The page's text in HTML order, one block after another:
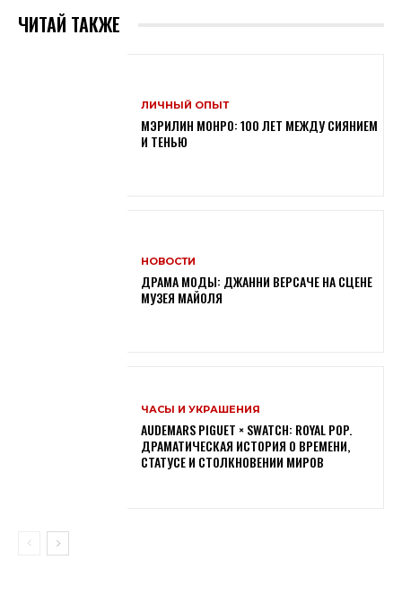
ЧИТАЙ ТАКЖЕ
ЛИЧНЫЙ ОПЫТ
МЭРИЛИН МОНРО: 100 ЛЕТ МЕЖДУ СИЯНИЕМ
И ТЕНЬЮ
НОВОСТИ
ДРАМА МОДЫ: ДЖАННИ ВЕРСАЧЕ НА СЦЕНЕ
МУЗЕЯ МАЙОЛЯ
ЧАСЫ И УКРАШЕНИЯ
AUDEMARS PIGUET × SWATCH: ROYAL POP.
ДРАМАТИЧЕСКАЯ ИСТОРИЯ О ВРЕМЕНИ,
СТАТУСЕ И СТОЛКНОВЕНИИ МИРОВ